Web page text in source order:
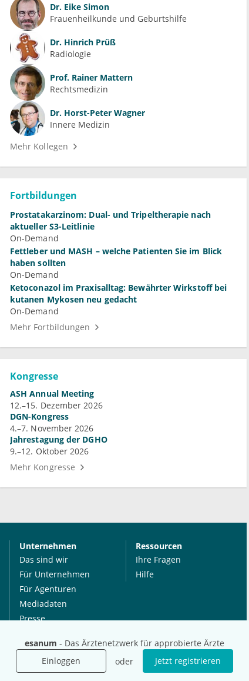
esanum - Das Ärztenetzwerk für approbierte Ärzte
Einloggen
oder Jetzt registrieren
Dr. Eike Simon
Frauenheilkunde und Geburtshilfe
Dr. Hinrich Prüß
Radiologie
Prof. Rainer Mattern
Rechtsmedizin
Dr. Horst-Peter Wagner
Innere Medizin
Mehr Kollegen
Fortbildungen
Prostatakarzinom: Dual- und Tripeltherapie nach
aktueller S3-Leitlinie
On-Demand
Fettleber und MASH – welche Patienten Sie im Blick
haben sollten
On-Demand
Ketoconazol im Praxisalltag: Bewährter Wirkstoff bei
kutanen Mykosen neu gedacht
On-Demand
Mehr Fortbildungen
Kongresse
ASH Annual Meeting
12.–15. Dezember 2026
DGN-Kongress
4.–7. November 2026
Jahrestagung der DGHO
9.–12. Oktober 2026
Mehr Kongresse
Unternehmen
Das sind wir
Für Unternehmen
Für Agenturen
Mediadaten
Presse
Jobs
Ressourcen
Ihre Fragen
Hilfe